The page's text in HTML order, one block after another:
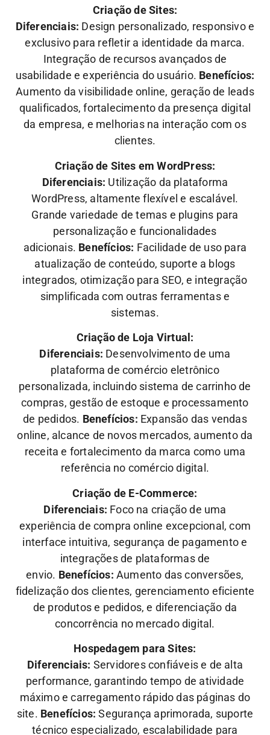
Criação de Sites:
Diferenciais: Design personalizado, responsivo e
exclusivo para refletir a identidade da marca.
Integração de recursos avançados de
usabilidade e experiência do usuário. Benefícios:
Aumento da visibilidade online, geração de leads
qualificados, fortalecimento da presença digital
da empresa, e melhorias na interação com os
clientes.
Criação de Sites em WordPress:
Diferenciais: Utilização da plataforma
WordPress, altamente flexível e escalável.
Grande variedade de temas e plugins para
personalização e funcionalidades
adicionais. Benefícios: Facilidade de uso para
atualização de conteúdo, suporte a blogs
integrados, otimização para SEO, e integração
simplificada com outras ferramentas e
sistemas.
Criação de Loja Virtual:
Diferenciais: Desenvolvimento de uma
plataforma de comércio eletrônico
personalizada, incluindo sistema de carrinho de
compras, gestão de estoque e processamento
de pedidos. Benefícios: Expansão das vendas
online, alcance de novos mercados, aumento da
receita e fortalecimento da marca como uma
referência no comércio digital.
Criação de E-Commerce:
Diferenciais: Foco na criação de uma
experiência de compra online excepcional, com
interface intuitiva, segurança de pagamento e
integrações de plataformas de
envio. Benefícios: Aumento das conversões,
fidelização dos clientes, gerenciamento eficiente
de produtos e pedidos, e diferenciação da
concorrência no mercado digital.
Hospedagem para Sites:
Diferenciais: Servidores confiáveis e de alta
performance, garantindo tempo de atividade
máximo e carregamento rápido das páginas do
site. Benefícios: Segurança aprimorada, suporte
técnico especializado, escalabilidade para